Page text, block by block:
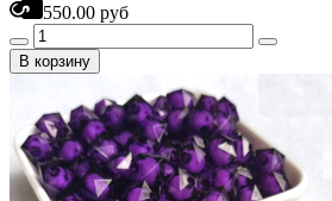
550.00 руб
В корзину